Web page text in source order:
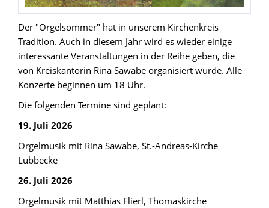
Der "Orgelsommer" hat in unserem Kirchenkreis
Tradition. Auch in diesem Jahr wird es wieder einige
interessante Veranstaltungen in der Reihe geben, die
von Kreiskantorin Rina Sawabe organisiert wurde. Alle
Konzerte beginnen um 18 Uhr.
Die folgenden Termine sind geplant:
19. Juli 2026
Orgelmusik mit Rina Sawabe, St.-Andreas-Kirche
Lübbecke
26. Juli 2026
Orgelmusik mit Matthias Flierl, Thomaskirche